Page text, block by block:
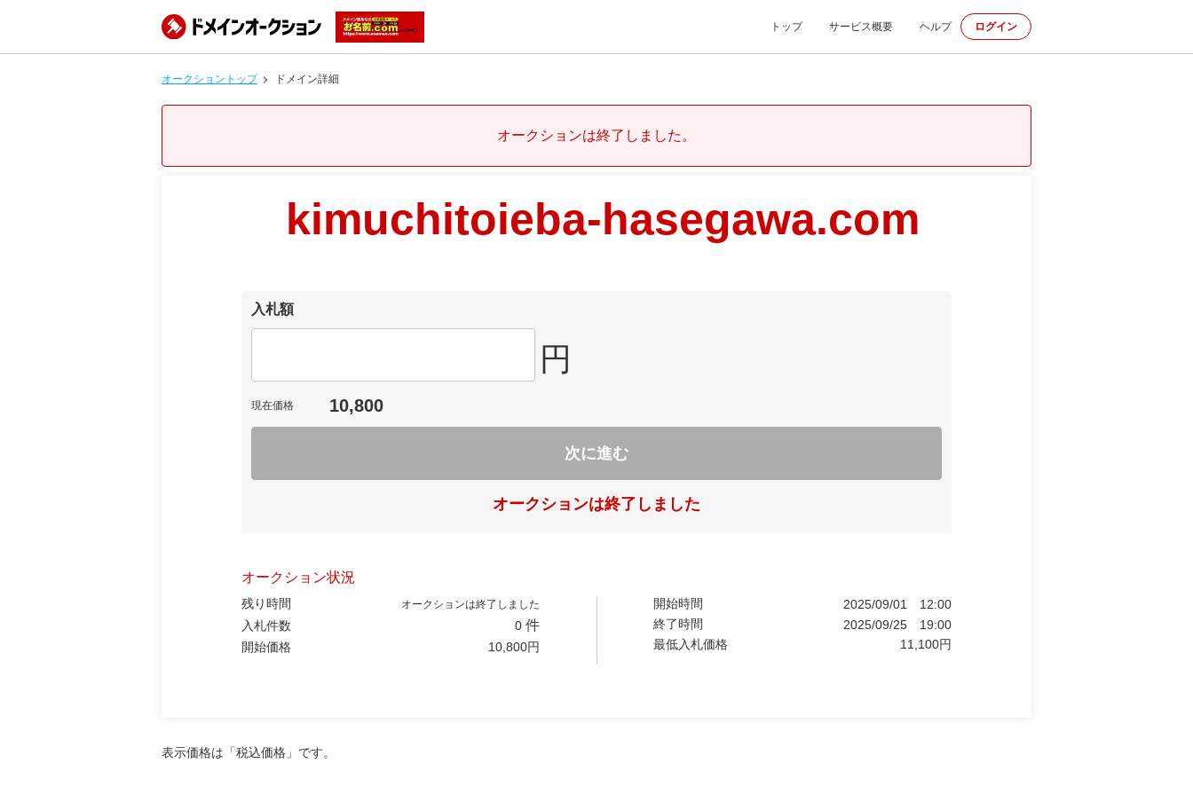
トップ サービス概要 ヘルプ ログイン
オークショントップ ドメイン詳細
オークションは終了しました。
kimuchitoieba-hasegawa.com
入札額
円
現在価格 10,800
次に進む
オークションは終了しました
オークション状況
残り時間 オークションは終了しました
入札件数 0 件
開始価格 10,800円
開始時間 2025/09/01
12:00
終了時間
2025/09/25
19:00
最低入札価格
11,100円
表示価格は「税込価格」です。